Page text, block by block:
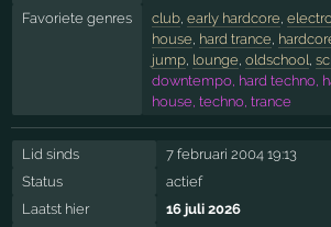
Favoriete genres
club, early hardcore
house hard trance
jump, lounge oldschool
downtempo, hard techno,
house, techno, trance
Lid sinds
7 februari 2004 19:13
Status
actief
Laatst hier
16 juli 2026